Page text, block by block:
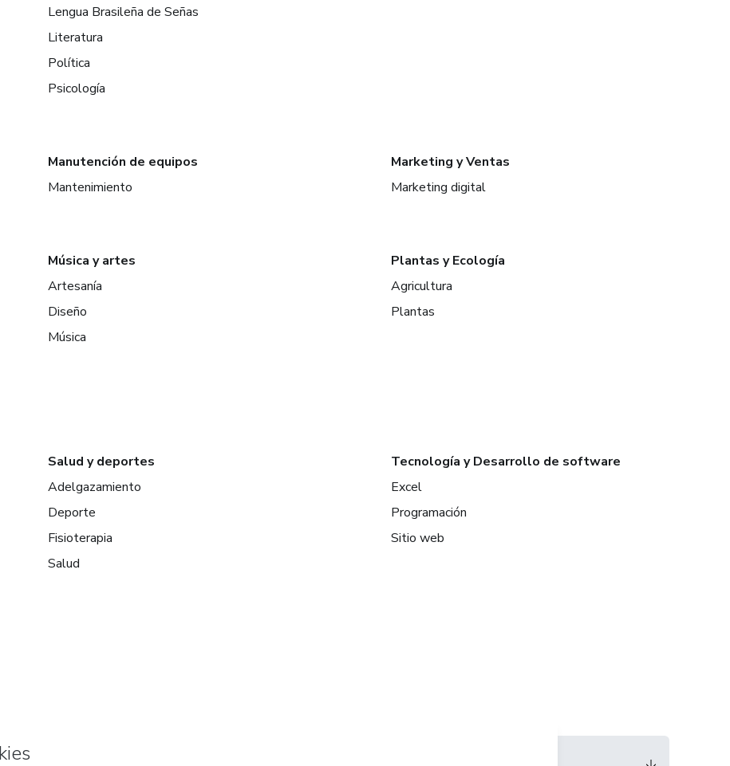
Lengua Brasileña de Señas
Literatura
Política
Psicología
Manutención de equipos
Mantenimiento
Marketing y Ventas
Marketing digital
Música y artes
Artesanía
Diseño
Música
Plantas y Ecología
Agricultura
Plantas
Salud y deportes
Adelgazamiento
Deporte
Fisioterapia
Salud
Tecnología y Desarrollo de software
Excel
Programación
Sitio web